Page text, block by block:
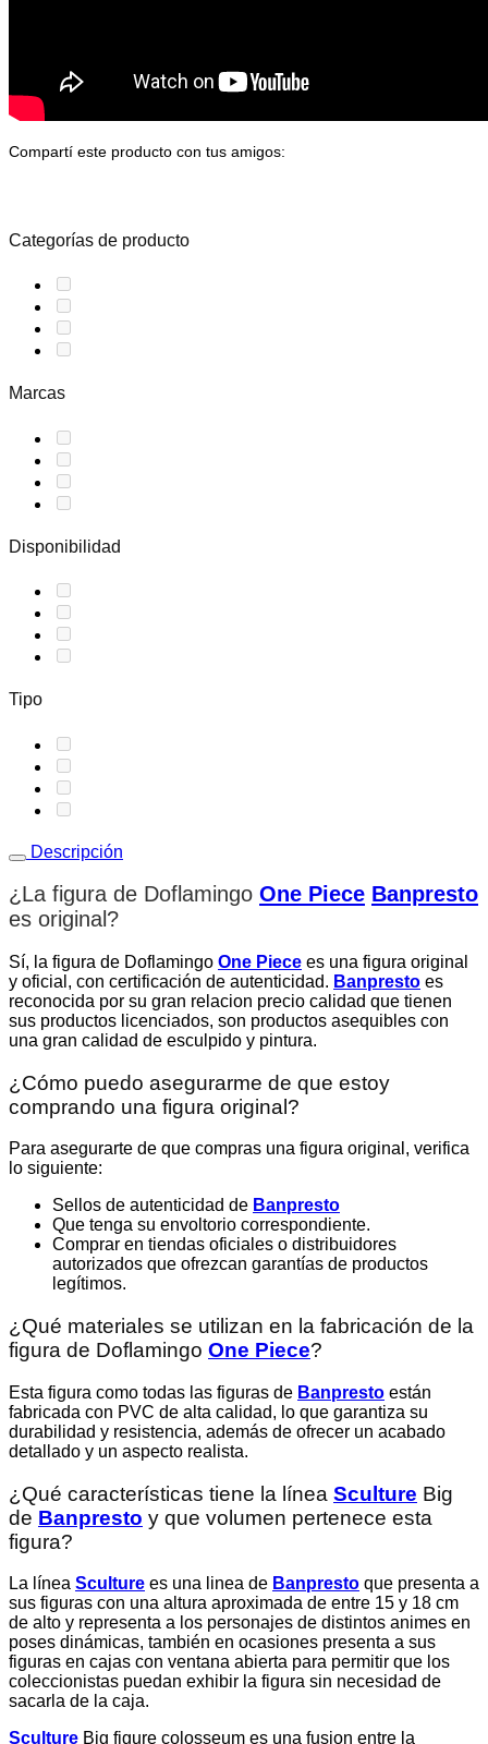
Compartí este producto con tus amigos:
Categorías de producto
Marcas
Disponibilidad
Tipo
Descripción
¿La figura de Doflamingo One Piece Banpresto
es original ?
Sí, la figura de Doflamingo One Piece es una figura original
y oficial, con certificación de autenticidad. Banpresto es
reconocida por su gran relacion precio calidad que tienen
sus productos licenciados, son productos asequibles con
una gran calidad de esculpido y pintura.
¿Cómo puedo asegurarme de que estoy
comprando una figura original?
Para asegurarte de que compras una figura original, verifica
lo siguiente:
Sellos de autenticidad de Banpresto
Que tenga su envoltorio correspondiente.
Comprar en tiendas oficiales o distribuidores
autorizados que ofrezcan garantías de productos
legítimos.
¿Qué materiales se utilizan en la fabricación de la
figura de Doflamingo One Piece?
Esta figura como todas las figuras de Banpresto están
fabricada con PVC de alta calidad, lo que garantiza su
durabilidad y resistencia, además de ofrecer un acabado
detallado y un aspecto realista.
¿Qué características tiene la línea Sculture Big
de Banpresto y que volumen pertenece esta
figura?
La línea Sculture es una linea de Banpresto que presenta a
sus figuras con una altura aproximada de entre 15 y 18 cm
de alto y representa a los personajes de distintos animes en
poses dinámicas, también en ocasiones presenta a sus
figuras en cajas con ventana abierta para permitir que los
coleccionistas puedan exhibir la figura sin necesidad de
sacarla de la caja.
Sculture Big figure colosseum es una fusion entre la